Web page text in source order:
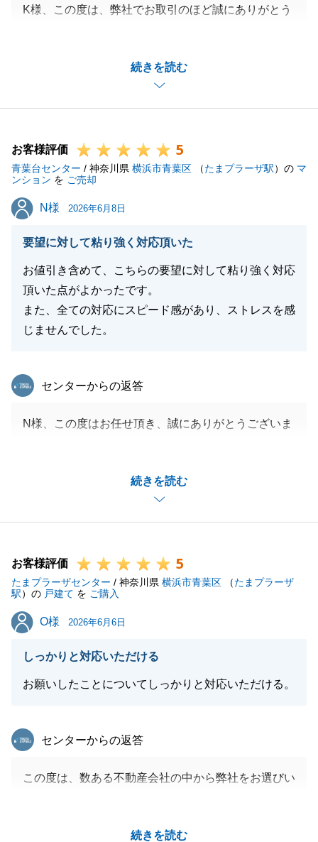
続きを読む
K様、この度は、弊社でお取引のほど誠にありがとう
引き続き不動産に関するお困り事などございましたら
お気軽にご連絡いただけますと幸いです。
閉じる
お客様評価 5
青葉台センター / 神奈川県 横浜市青葉区 （たまプラーザ駅）の マ
ンション を ご売却
N様
N様 2026年6月8日
要望に対して粘り強く対応頂いた
お値引き含めて、こちらの要望に対して粘り強く対応
頂いた点がよかったです。
また、全ての対応にスピード感があり、ストレスを感
じませんでした。
続きを読む
東急リバブル
センターからの返答
N様、この度はお任せ頂き、誠にありがとうございま
また、ご希望の条件にてご成約に至ることができ、ホ
今後も不動産に関して、何かご相談がございました
お客様評価 5
たまプラーザセンター / 神奈川県 横浜市青葉区 （たまプラーザ
駅）の 戸建て を ご購入
O様
O様 2026年6月6日
しっかりと対応いただける
お願いしたことについてしっかりと対応いただける。
続きを読む
東急リバブル
センターからの返答
この度は、数ある不動産会社の中から弊社をお選びい